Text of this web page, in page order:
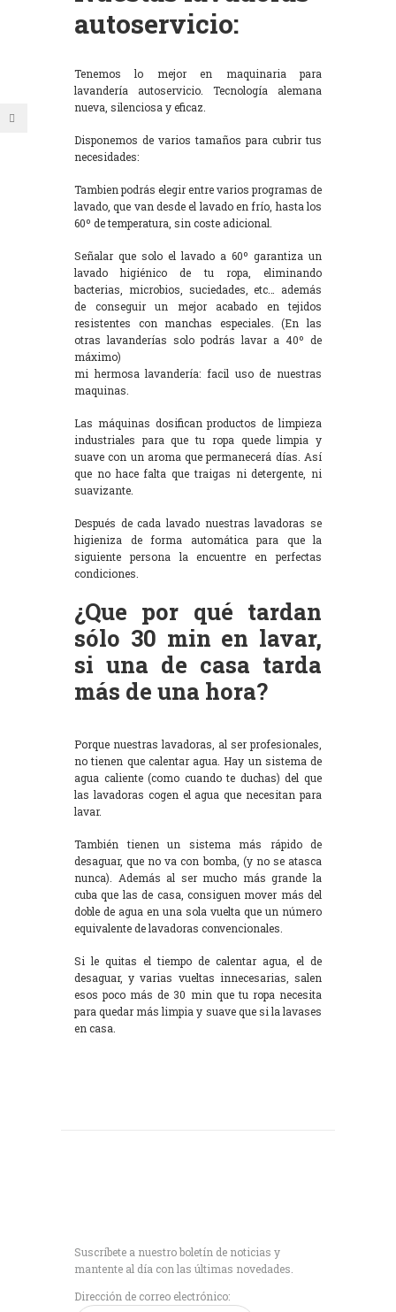
autoservicio:
Tenemos lo mejor en maquinaria para
lavandería autoservicio. Tecnología alemana
nueva, silenciosa y eficaz.
Disponemos de varios tamaños para cubrir tus
necesidades:
Tambien podrás elegir entre varios programas de
lavado, que van desde el lavado en frío, hasta los
60º de temperatura, sin coste adicional.
Señalar que solo el lavado a 60º garantiza un
lavado higiénico de tu ropa, eliminando
bacterias, microbios, suciedades, etc… además
de conseguir un mejor acabado en tejidos
resistentes con manchas especiales. (En las
otras lavanderías solo podrás lavar a 40º de
máximo)
mi hermosa lavandería: facil uso de nuestras
maquinas.
Las máquinas dosifican productos de limpieza
industriales para que tu ropa quede limpia y
suave con un aroma que permanecerá días. Así
que no hace falta que traigas ni detergente, ni
suavizante.
Después de cada lavado nuestras lavadoras se
higieniza de forma automática para que la
siguiente persona la encuentre en perfectas
condiciones.
¿Que por qué tardan
sólo 30 min en lavar,
si una de casa tarda
más de una hora?
Porque nuestras lavadoras, al ser profesionales,
no tienen que calentar agua. Hay un sistema de
agua caliente (como cuando te duchas) del que
las lavadoras cogen el agua que necesitan para
lavar.
También tienen un sistema más rápido de
desaguar, que no va con bomba, (y no se atasca
nunca). Además al ser mucho más grande la
cuba que las de casa, consiguen mover más del
doble de agua en una sola vuelta que un número
equivalente de lavadoras convencionales.
Si le quitas el tiempo de calentar agua, el de
desaguar, y varias vueltas innecesarias, salen
esos poco más de 30 min que tu ropa necesita
para quedar más limpia y suave que si la lavases
en casa.
Suscríbete a nuestro boletín de noticias y
mantente al día con las últimas novedades.
Dirección de correo electrónico: